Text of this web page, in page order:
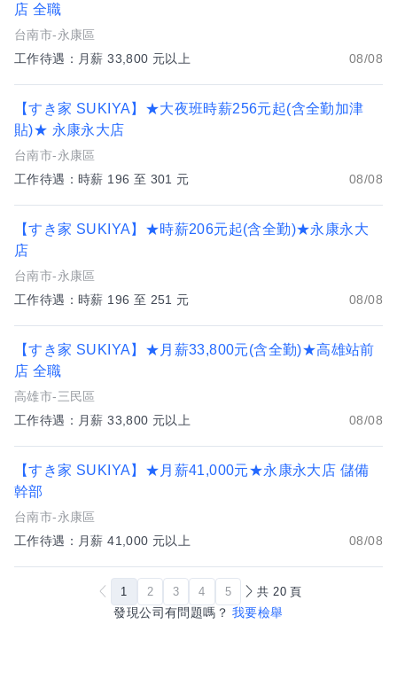
店 全職
台南市-永康區
工作待遇：月薪 33,800 元以上
08/08
【すき家 SUKIYA】★大夜班時薪256元起(含全勤加津
貼)★ 永康永大店
台南市-永康區
工作待遇：時薪 196 至 301 元
08/08
【すき家 SUKIYA】★時薪206元起(含全勤)★永康永大
店
台南市-永康區
工作待遇：時薪 196 至 251 元
08/08
【すき家 SUKIYA】★月薪33,800元(含全勤)★高雄站前
店 全職
高雄市-三民區
工作待遇：月薪 33,800 元以上
08/08
【すき家 SUKIYA】★月薪41,000元★永康永大店 儲備
幹部
台南市-永康區
工作待遇：月薪 41,000 元以上
08/08
發現公司有問題嗎？ 我要檢舉
1 2 3 4 5 共 20頁